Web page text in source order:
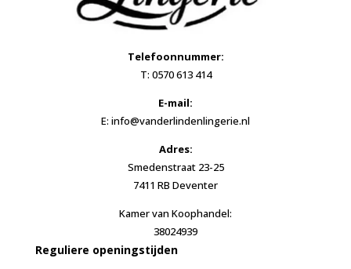
Telefoonnummer:
T: 0570 613 414
E-mail:
E: info@vanderlindenlingerie.nl
Adres:
Smedenstraat 23-25
7411 RB Deventer
Kamer van Koophandel:
38024939
Reguliere openingstijden